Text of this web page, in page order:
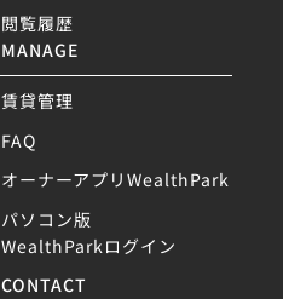
閲覧履歴
MANAGE
賃貸管理
FAQ
オーナーアプリWealthPark
パソコン版
WealthParkログイン
CONTACT